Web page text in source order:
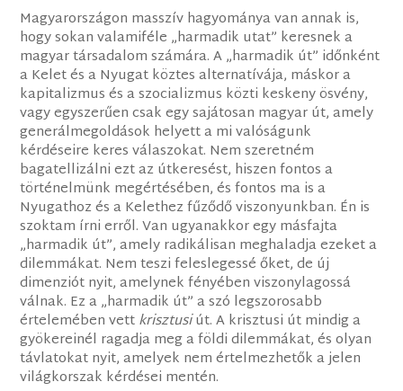
Magyarországon masszív hagyománya van annak is,
hogy sokan valamiféle „harmadik utat” keresnek a
magyar társadalom számára. A „harmadik út” időnként
a Kelet és a Nyugat köztes alternatívája, máskor a
kapitalizmus és a szocializmus közti keskeny ösvény,
vagy egyszerűen csak egy sajátosan magyar út, amely
generálmegoldások helyett a mi valóságunk
kérdéseire keres válaszokat. Nem szeretném
bagatellizálni ezt az útkeresést, hiszen fontos a
történelmünk megértésében, és fontos ma is a
Nyugathoz és a Kelethez fűződő viszonyunkban. Én is
szoktam írni erről. Van ugyanakkor egy másfajta
„harmadik út”, amely radikálisan meghaladja ezeket a
dilemmákat. Nem teszi feleslegessé őket, de új
dimenziót nyit, amelynek fényében viszonylagossá
válnak. Ez a „harmadik út” a szó legszorosabb
értelemében vettkrisztusiút. A krisztusi út mindig a
gyökereinél ragadja meg a földi dilemmákat, és olyan
távlatokat nyit, amelyek nem értelmezhetők a jelen
világkorszak kérdései mentén.